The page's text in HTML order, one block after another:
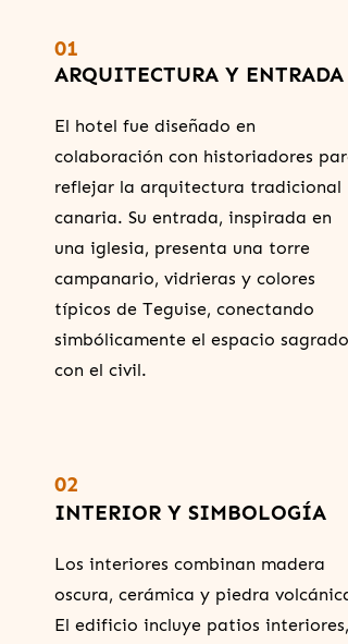
01
ARQUITECTURA Y ENTRADA
El hotel fue diseñado en
colaboración con historiadores para
reflejar la arquitectura tradicional
canaria. Su entrada, inspirada en
una iglesia, presenta una torre
campanario, vidrieras y colores
típicos de Teguise, conectando
simbólicamente el espacio sagrado
con el civil.
02
INTERIOR Y SIMBOLOGÍA
Los interiores combinan madera
oscura, cerámica y piedra volcánica.
El edificio incluye patios interiores,